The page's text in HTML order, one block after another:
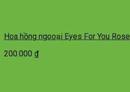
Hoa hồng ngooại Eyes For You Rose
200.000 ₫